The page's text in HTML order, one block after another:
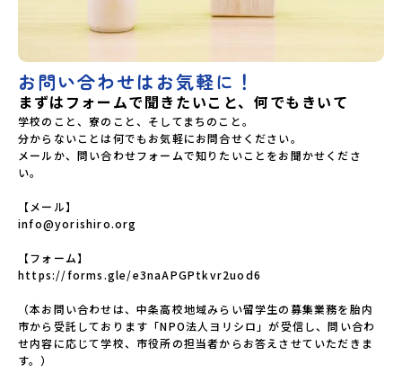
お問い合わせはお気軽に！
まずはフォームで聞きたいこと、何でもきいて
学校のこと、寮のこと、そしてまちのこと。
分からないことは何でもお気軽にお問合せください。
メールか、問い合わせフォームで知りたいことをお聞かせくださ
い。
【メール】
info@yorishiro.org
【フォーム】
https://forms.gle/e3naAPGPtkvr2uod6
（本お問い合わせは、中条高校地域みらい留学生の募集業務を胎内
市から受託しております「NPO法人ヨリシロ」が受信し、問い合わ
せ内容に応じて学校、市役所の担当者からお答えさせていただきま
す。）